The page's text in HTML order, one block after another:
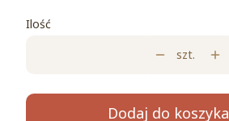
Ilość
szt.
Dodaj do koszyka